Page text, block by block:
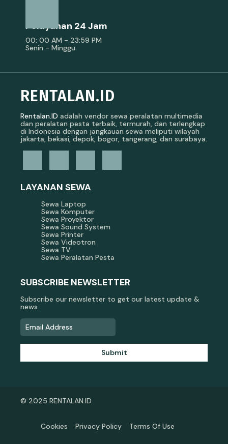
Pelayanan 24 Jam
00: 00 AM - 23:59 PM
Senin - Minggu
RENTALAN.ID
Rentalan.ID adalah vendor sewa peralatan multimedia
dan peralatan pesta terbaik, termurah, dan terlengkap
di Indonesia dengan jangkauan sewa meliputi wilayah
jakarta, bekasi, depok, bogor, tangerang, dan surabaya.
LAYANAN SEWA
Sewa Laptop
Sewa Komputer
Sewa Proyektor
Sewa Sound System
Sewa Printer
Sewa Videotron
Sewa TV
Sewa Peralatan Pesta
SUBSCRIBE NEWSLETTER
Subscribe our newsletter to get our latest update &
news
Submit
© 2025 RENTALAN.ID
Cookies Privacy Policy Terms Of Use